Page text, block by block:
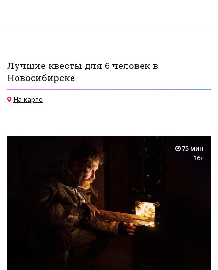
Лучшие квесты для 6 человек в
Новосибирске
На карте
75 мин
16+